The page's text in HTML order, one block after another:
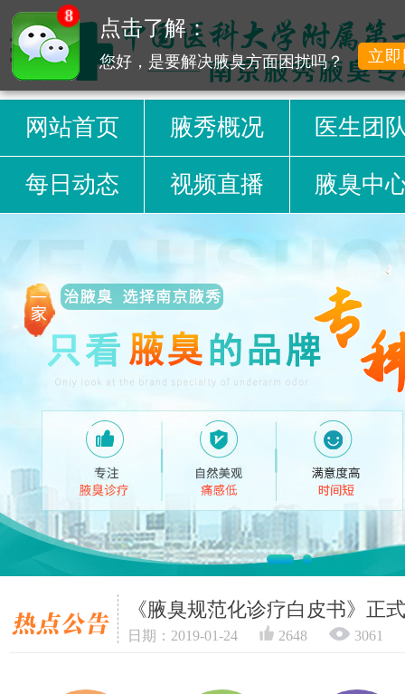
网站首页 腋秀概况 医生团
每日动态 视频直播 腋臭中
《腋臭规范化诊疗白皮书》正
日期：2019-01-24 2648 3061
8
点击了解：
您好，是要解决腋臭方面困扰吗？ 立